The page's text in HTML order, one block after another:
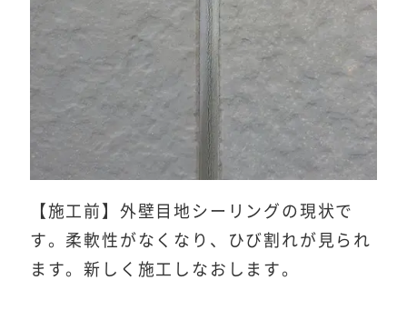
【施工前】外壁目地シーリングの現状で
す。柔軟性がなくなり、ひび割れが見られ
ます。新しく施工しなおします。